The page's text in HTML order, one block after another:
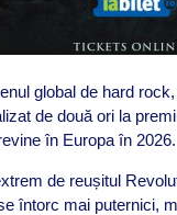
global de hard
de două ori la
în Europa în 2026.
de reușitul
întorc mai puternici,